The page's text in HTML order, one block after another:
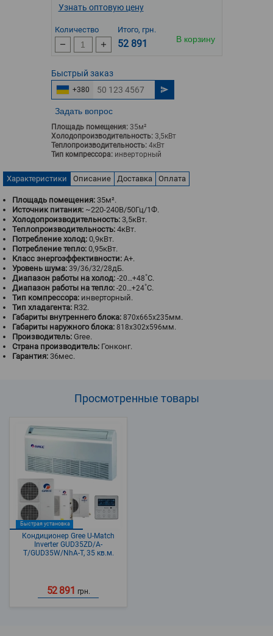
Узнать оптовую цену
Количество Итого, грн.
52 891 В корзину
Быстрый заказ
+380
Задать вопрос
Площадь помещения:35м²
Холодопроизводительность:3,5кВт
Теплопроизводительность:4кВт
Тип компрессора:инверторный
Характеристики Описание Доставка Оплата
Площадь помещения: 35м².
Источник питания: ~220-240В/50Гц/1Ф.
Холодопроизводительность: 3,5кВт.
Теплопроизводительность: 4кВт.
Потребление холод: 0,9кВт.
Потребление тепло: 0,95кВт.
Класс энергоэффективности: A+.
Уровень шума: 39/36/32/28дБ.
Диапазон работы на холод: -20…+48˚С.
Диапазон работы на тепло: -20…+24˚С.
Тип компрессора: инверторный.
Тип хладагента: R32.
Габариты внутреннего блока: 870x665x235мм.
Габариты наружного блока: 818х302х596мм.
Производитель: Gree.
Страна производитель: Гонконг.
Гарантия: 36мес.
Просмотренные товары
Быстрая установка
Кондиционер Gree U-Match
Inverter GUD35ZD/A-
T/GUD35W/NhA-T, 35 кв.м.
52 891 грн.